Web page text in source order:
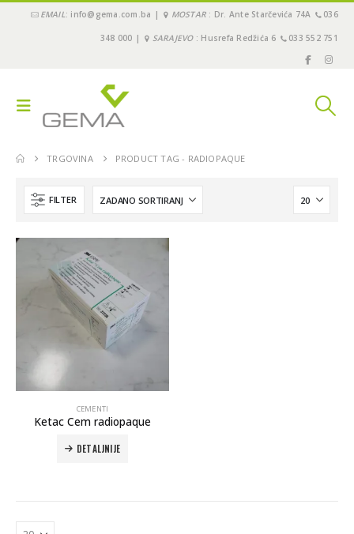
EMAIL: info@gema.com.ba | MOSTAR : Dr. Ante Starčevića 74A 036
348 000 | SARAJEVO: Husrefa Redžića 6 033 552 751
TRGOVINA PRODUCT TAG - RADIOPAQUE
FILTER
CEMENTI
Ketac Cem radiopaque
DETALJNIJE